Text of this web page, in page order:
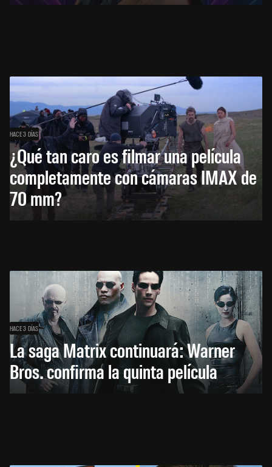
HACE 3 DÍAS
¿Qué tan caro es filmar una película
completamente con cámaras IMAX de
70 mm?
HACE 3 DÍAS
La saga Matrix continuará: Warner
Bros. confirma la quinta película